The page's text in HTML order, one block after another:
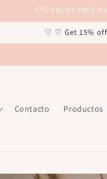
🤍🤍ENJOY FREE
♡ ♡ Get 15% off
Contacto Productos